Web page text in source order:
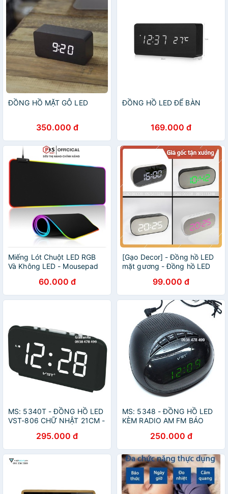
ĐỒNG HỒ MẶT GỖ LED
350.000 đ
ĐỒNG HỒ LED ĐỂ BÀN
169.000 đ
Miếng Lót Chuột LED RGB
Và Không LED - Mousepad
80x30x0,2cm PKSMART
60.000 đ
[Gạo Decor] - Đồng hồ LED
mặt gương - Đồng hồ LED
99.000 đ
MS: 5340T - ĐỒNG HỒ LED
VST-806 CHỮ NHẬT 21CM -
295.000 đ
MS: 5348 - ĐỒNG HỒ LED
KÈM RADIO AM FM BÁO
XANH LÁ250.000 đ